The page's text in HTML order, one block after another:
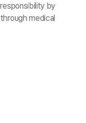
by
medical